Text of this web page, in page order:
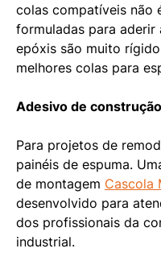
colas compatíveis não
formuladas para aderir
epóxis são muito
melhores colas para
Adesivo de
Para projetos de
painéis de espuma.
de montagem Cascola
desenvolvido para
dos profissionais da
industrial.